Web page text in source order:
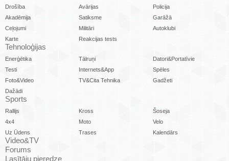
Drošība Avārijas
Policija
Akadēmija
Satiksme
Garāžā
Ceļojumi
Militāri
Autoklubi
Karte
Reakcijas tests
Tehnoloģijas
Enerģētika Tālruņi
Datori&Portatīvie
Testi
Internets&App
Spēles
Foto&Video
TV&Cita Tehnika
Gadžeti
Dažādi
Sports
Rallijs Kross
Šoseja
4x4
Moto
Velo
Uz Ūdens
Trases Kalendārs
Video&TV
Forums
Lasītāju pieredze